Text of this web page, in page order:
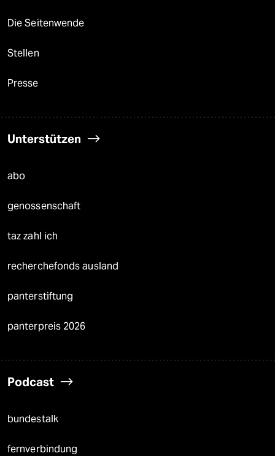
Die Seitenwende
Stellen
Presse
Unterstützen
abo
genossenschaft
taz zahl ich
recherchefonds ausland
panterstiftung
panterpreis 2026
Podcast
bundestalk
fernverbindung